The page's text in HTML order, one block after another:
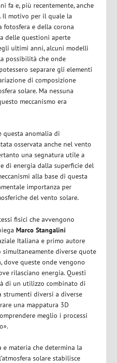
fa e, più recentemente, anche
Il motivo per il quale la
fotosfera e della corona
delle questioni aperte
ultimi anni, alcuni modelli
possibilità che onde
separare gli elementi
di composizione
solare. Ma nessuna
meccanismo era
questa anomalia di
osservata anche nel vento
una segnatura utile a
di energia dalla superficie del
alla base di questa
importanza per
del vento solare.
fisici che avvengono
Marco Stangalini
Italiana e primo autore
diverse quote
dove queste onde vengono
rilasciano energia. Questi
di un utilizzo combinato di
diversi a diverse
una mappatura 3D
meglio i processi
materia che determina la
solare stabilisce